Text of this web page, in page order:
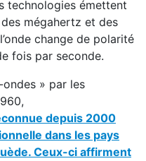
technologies émettent
mégahertz et des
change de polarité
fois par seconde.
» par les
depuis 2000
dans les pays
Ceux-ci affirment